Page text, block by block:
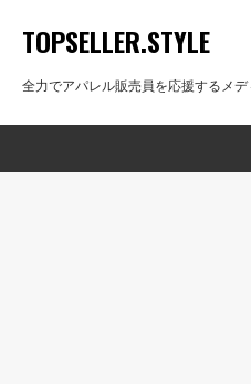
TOPSELLER.STYLE
全力でアパレル販売員を応援するメデ